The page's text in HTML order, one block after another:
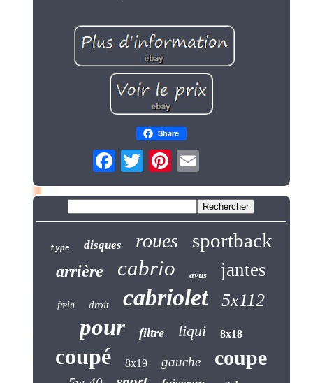
Share
type disques roues sportback
arrière cabrio avus jantes
frein droit cabriolet 5x112
pour filtre liqui 8x18
coupé 8x19 gauche coupe